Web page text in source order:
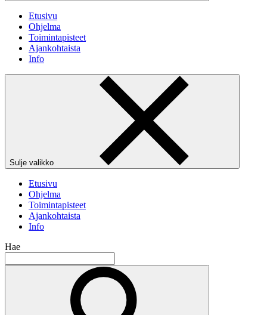
Etusivu
Ohjelma
Toimintapisteet
Ajankohtaista
Info
Sulje valikko
Etusivu
Ohjelma
Toimintapisteet
Ajankohtaista
Info
Hae